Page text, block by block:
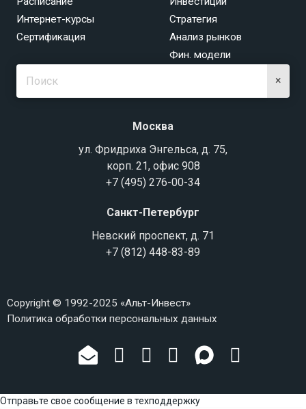
Интернет-курсы
Сертификация
Стратегия
Анализ рынков
Фин. модели
×
Москва
ул. Фридриха Энгельса, д. 75,
корп. 21, офис 908
+7 (495) 276-00-34
Санкт-Петербург
Невский проспект, д. 71
+7 (812) 448-83-89
Copyright © 1992-2025 «Альт-Инвест»
Политика обработки персональных данных
Отправьте свое сообщение в техподдержку